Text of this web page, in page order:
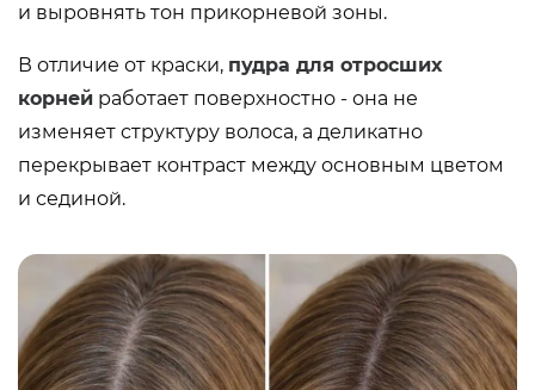
и выровнять тон прикорневой зоны.
В отличие от краски, пудра для отросших
корней работает поверхностно - она не
изменяет структуру волоса, а деликатно
перекрывает контраст между основным цветом
и сединой.